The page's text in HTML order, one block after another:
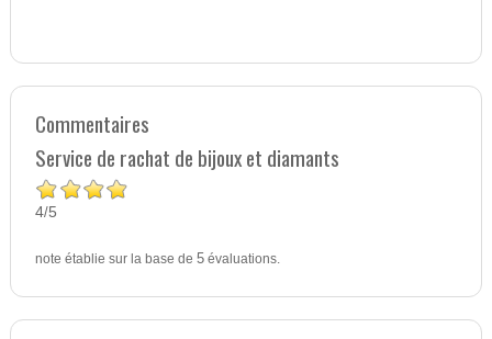
Commentaires
Service de rachat de bijoux et diamants
4/5
note établie sur la base de 5évaluations.